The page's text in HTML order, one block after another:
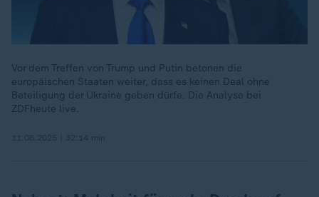
Vor dem Treffen von Trump und Putin betonen die
europäischen Staaten weiter, dass es keinen Deal ohne
Beteiligung der Ukraine geben dürfe. Die Analyse bei
ZDFheute live.